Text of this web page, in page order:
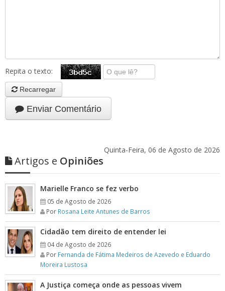
Repita o texto:
Recarregar
Enviar Comentário
Quinta-Feira, 06 de Agosto de 2026
Artigos e Opiniões
Marielle Franco se fez verbo
05 de Agosto de 2026
Por Rosana Leite Antunes de Barros
Cidadão tem direito de entender lei
04 de Agosto de 2026
Por Fernanda de Fátima Medeiros de Azevedo e Eduardo
Moreira Lustosa
A Justiça começa onde as pessoas vivem